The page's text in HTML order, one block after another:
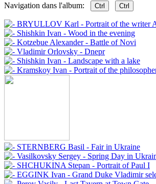
Navigation dans l'album: Ctrl Ctrl